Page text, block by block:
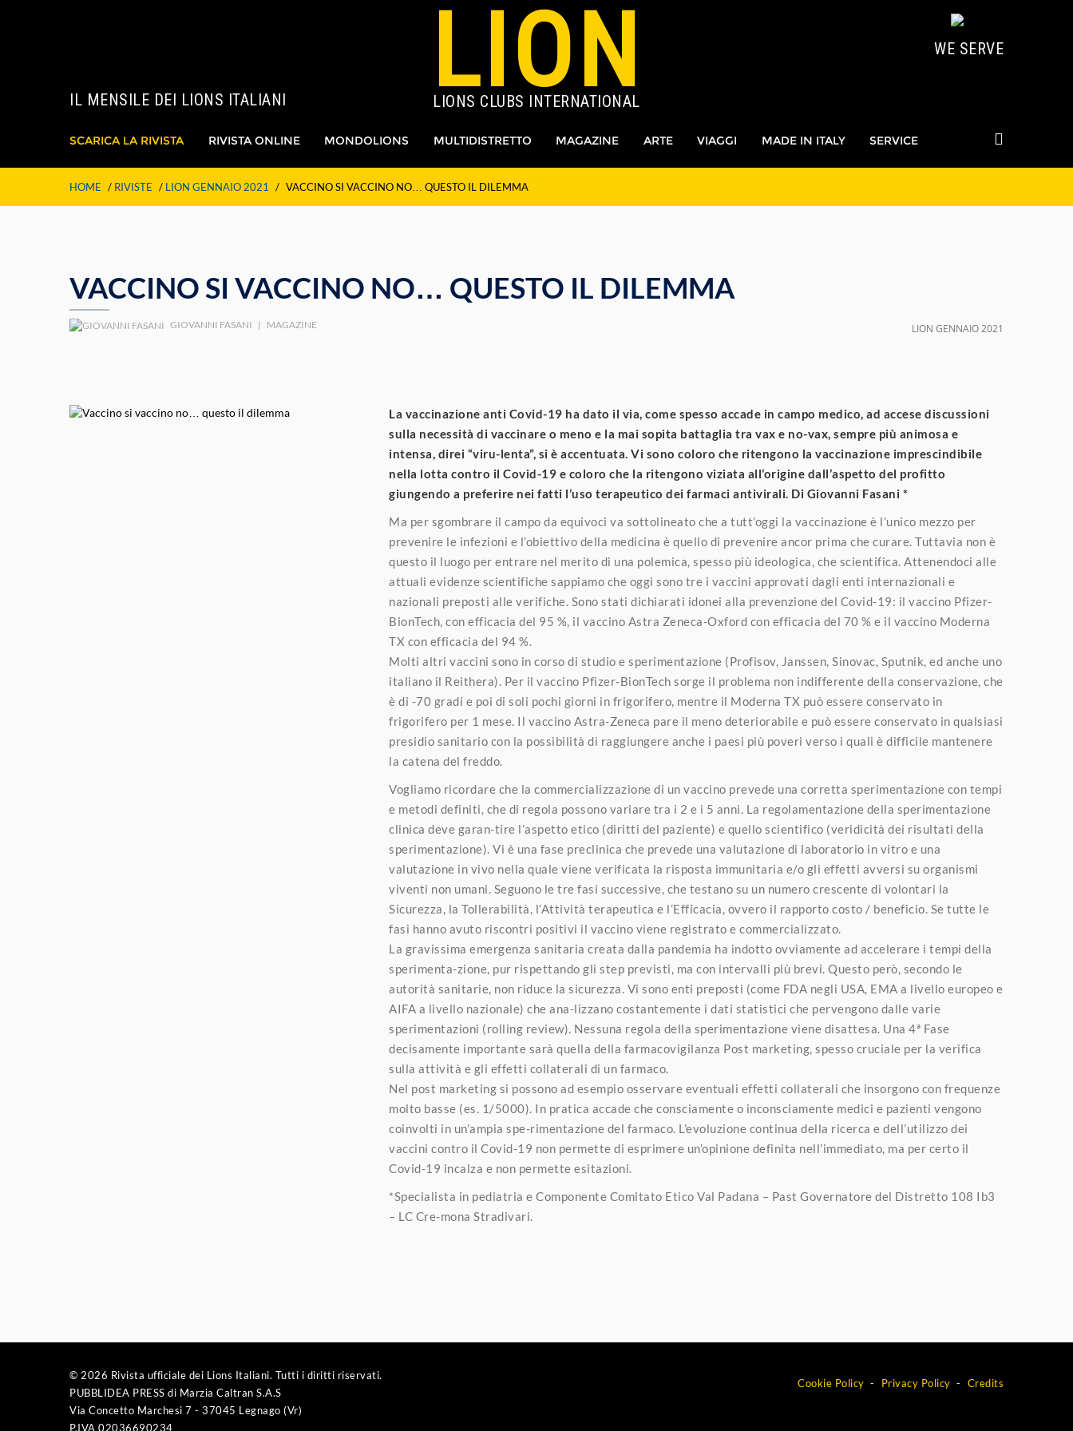
IL MENSILE DEI LIONS ITALIANI LION
LIONS CLUBS INTERNATIONAL
WE SERVE
SCARICA LA RIVISTA RIVISTA ONLINE MONDOLIONS MULTIDISTRETTO MAGAZINE ARTE VIAGGI MADE IN ITALY SERVICE
HOME / RIVISTE / LION GENNAIO 2021 / VACCINO SI VACCINO NO… QUESTO IL DILEMMA
VACCINO SI VACCINO NO… QUESTO IL DILEMMA
GIOVANNI FASANI | MAGAZINE LION GENNAIO 2021
La vaccinazione anti Covid-19 ha dato il via, come spesso accade in campo medico, ad accese discussioni
sulla necessità di vaccinare o meno e la mai sopita battaglia tra vax e no-vax, sempre più animosa e
intensa, direi “viru-lenta”, si è accentuata. Vi sono coloro che ritengono la vaccinazione imprescindibile
nella lotta contro il Covid-19 e coloro che la ritengono viziata all’origine dall’aspetto del profitto
giungendo a preferire nei fatti l’uso terapeutico dei farmaci antivirali. Di Giovanni Fasani *
Ma per sgombrare il campo da equivoci va sottolineato che a tutt’oggi la vaccinazione è l’unico mezzo per
prevenire le infezioni e l’obiettivo della medicina è quello di prevenire ancor prima che curare. Tuttavia non è
questo il luogo per entrare nel merito di una polemica, spesso più ideologica, che scientifica. Attenendoci alle
attuali evidenze scientifiche sappiamo che oggi sono tre i vaccini approvati dagli enti internazionali e
nazionali preposti alle verifiche. Sono stati dichiarati idonei alla prevenzione del Covid-19: il vaccino Pfizer-
BionTech, con efficacia del 95 %, il vaccino Astra Zeneca-Oxford con efficacia del 70 % e il vaccino Moderna
TX con efficacia del 94 %.
Molti altri vaccini sono in corso di studio e sperimentazione (Profisov, Janssen, Sinovac, Sputnik, ed anche uno
italiano il Reithera). Per il vaccino Pfizer-BionTech sorge il problema non indifferente della conservazione, che
è di -70 gradi e poi di soli pochi giorni in frigorifero, mentre il Moderna TX può essere conservato in
frigorifero per 1 mese. Il vaccino Astra-Zeneca pare il meno deteriorabile e può essere conservato in qualsiasi
presidio sanitario con la possibilità di raggiungere anche i paesi più poveri verso i quali è difficile mantenere
la catena del freddo.
Vogliamo ricordare che la commercializzazione di un vaccino prevede una corretta sperimentazione con tempi
e metodi definiti, che di regola possono variare tra i 2 e i 5 anni. La regolamentazione della sperimentazione
clinica deve garan-tire l’aspetto etico (diritti del paziente) e quello scientifico (veridicità dei risultati della
sperimentazione). Vi è una fase preclinica che prevede una valutazione di laboratorio in vitro e una
valutazione in vivo nella quale viene verificata la risposta immunitaria e/o gli effetti avversi su organismi
viventi non umani. Seguono le tre fasi successive, che testano su un numero crescente di volontari la
Sicurezza, la Tollerabilità, l’Attività terapeutica e l’Efficacia, ovvero il rapporto costo / beneficio. Se tutte le
fasi hanno avuto riscontri positivi il vaccino viene registrato e commercializzato.
La gravissima emergenza sanitaria creata dalla pandemia ha indotto ovviamente ad accelerare i tempi della
sperimenta-zione, pur rispettando gli step previsti, ma con intervalli più brevi. Questo però, secondo le
autorità sanitarie, non riduce la sicurezza. Vi sono enti preposti (come FDA negli USA, EMA a livello europeo e
AIFA a livello nazionale) che ana-lizzano costantemente i dati statistici che pervengono dalle varie
sperimentazioni (rolling review). Nessuna regola della sperimentazione viene disattesa. Una 4ª Fase
decisamente importante sarà quella della farmacovigilanza Post marketing, spesso cruciale per la verifica
sulla attività e gli effetti collaterali di un farmaco.
Nel post marketing si possono ad esempio osservare eventuali effetti collaterali che insorgono con frequenze
molto basse (es. 1/5000). In pratica accade che consciamente o inconsciamente medici e pazienti vengono
coinvolti in un’ampia spe-rimentazione del farmaco. L’evoluzione continua della ricerca e dell’utilizzo dei
vaccini contro il Covid-19 non permette di esprimere un’opinione definita nell’immediato, ma per certo il
Covid-19 incalza e non permette esitazioni.
*Specialista in pediatria e Componente Comitato Etico Val Padana – Past Governatore del Distretto 108 Ib3
– LC Cre-mona Stradivari.
© 2026 Rivista ufficiale dei Lions Italiani. Tutti i diritti riservati.
PUBBLIDEA PRESS di Marzia Caltran S.A.S
Via Concetto Marchesi 7 - 37045 Legnago (Vr)
P.IVA 02036690234
Cookie Policy Privacy Policy Credits